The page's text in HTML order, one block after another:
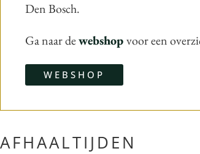
Den Bosch.
Ga naar dewebshopvoor een
WEBSHOP
AFHAALTIJDEN